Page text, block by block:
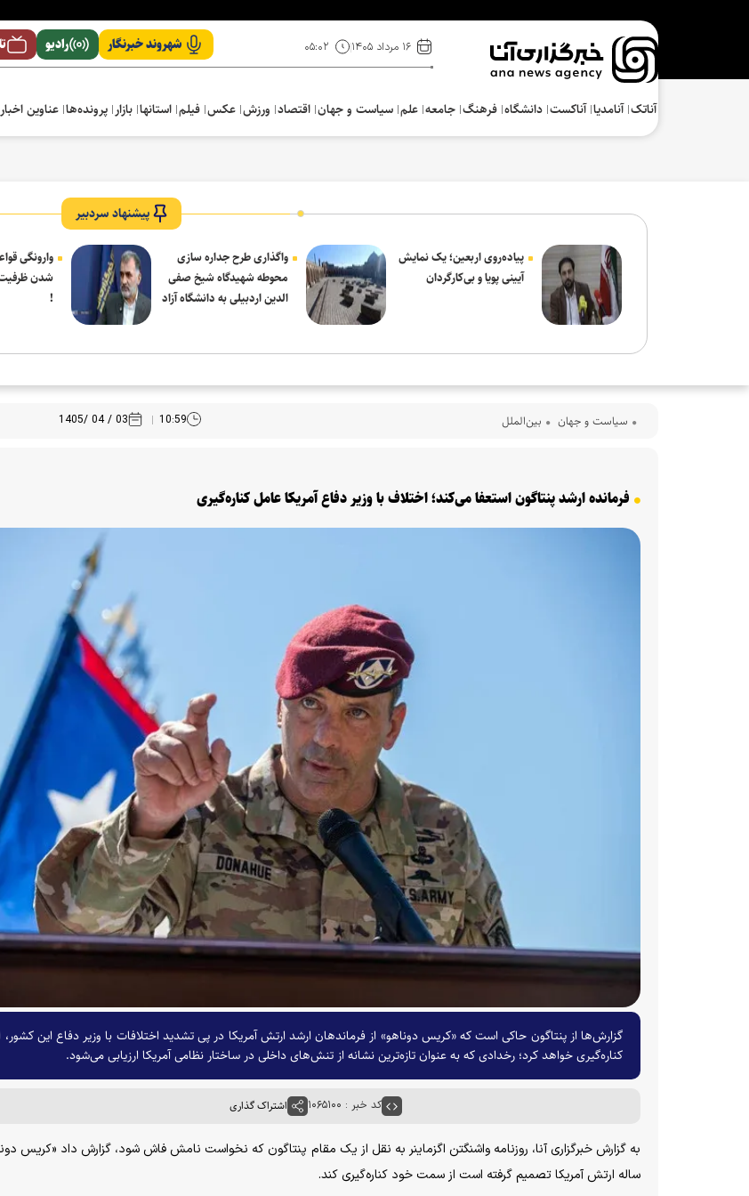
۱۶ مرداد ۱۴۰۵ ۰۵:۰۲ شهروند خبرنگار رادیو
آناتک آنامدیا آناکست دانشگاه فرهنگ‌ جامعه علم سیاست و جهان اقتصاد ورزش عکس فیلم استانها بازار پرونده‌ها عناوین اخبار
پیشنهاد سردبیر
پیاده‌روی اربعین؛ یک نمایش
آیینی پویا و بی‌کارگردان
واگذاری طرح جداره سازی
محوطه شهیدگاه شیخ صفی
الدین اردبیلی به دانشگاه آزاد
وارونگی
شدن
!
سیاست و جهان بین‌الملل 10:59
03 / 04 /1405
فرمانده ارشد پنتاگون استعفا می‌کند؛ اختلاف با وزیر دفاع آمریکا عامل کناره‌گیری
گزارش‌ها از پنتاگون حاکی است که «کریس دوناهو» از فرماندهان ارشد ارتش آمریکا در پی تشدید اختلافات با وزیر دفاع این
کناره‌گیری خواهد کرد؛ رخدادی که به عنوان تازه‌ترین نشانه از تنش‌های داخلی در ساختار نظامی آمریکا ارزیابی می‌شود.
کد خبر : ۱۰۶۵۱۰۰ اشتراک گذاری
ساله ارتش آمریکا تصمیم گرفته است از سمت خود کناره‌گیری کند.